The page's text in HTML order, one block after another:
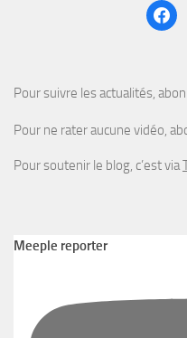
Pour suivre les actualités,
Pour ne rater aucune vidéo,
Pour soutenir le blog, c’est via
Meeple reporter